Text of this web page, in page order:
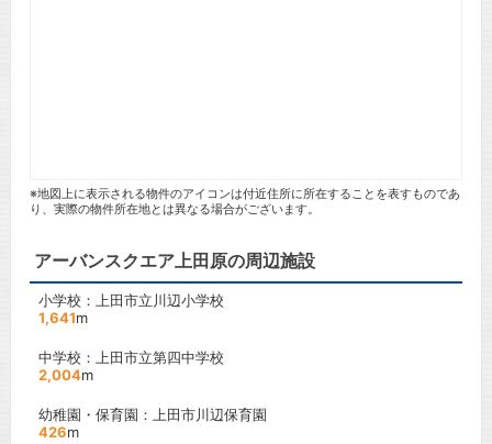
※地図上に表示される物件のアイコンは付近住所に所在することを表すものであ
り、実際の物件所在地とは異なる場合がございます。
アーバンスクエア上田原の周辺施設
小学校：上田市立川辺小学校
1,641m
中学校：上田市立第四中学校
2,004m
幼稚園・保育園：上田市川辺保育園
426m